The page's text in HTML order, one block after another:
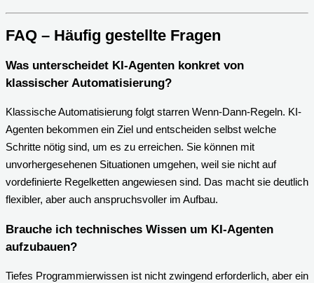
FAQ – Häufig gestellte Fragen
Was unterscheidet KI-Agenten konkret von
klassischer Automatisierung?
Klassische Automatisierung folgt starren Wenn-Dann-Regeln. KI-
Agenten bekommen ein Ziel und entscheiden selbst welche
Schritte nötig sind, um es zu erreichen. Sie können mit
unvorhergesehenen Situationen umgehen, weil sie nicht auf
vordefinierte Regelketten angewiesen sind. Das macht sie deutlich
flexibler, aber auch anspruchsvoller im Aufbau.
Brauche ich technisches Wissen um KI-Agenten
aufzubauen?
Tiefes Programmierwissen ist nicht zwingend erforderlich, aber ein